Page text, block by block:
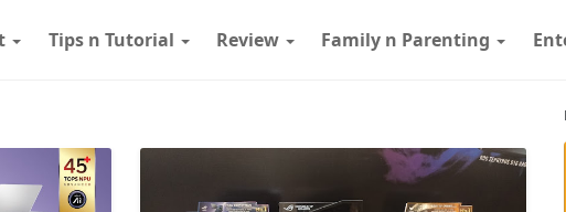
Tips n Tutorial Review Family n Parenting